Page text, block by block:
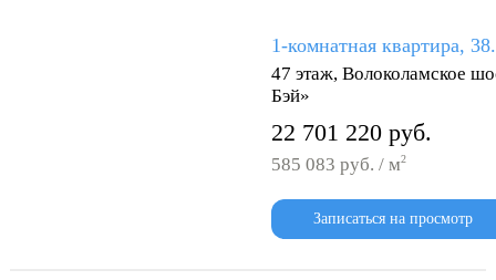
1-комнатная квартира,
47 этаж, Волоколамское
Бэй»
22 701 220 руб.
585 083 руб. / м2
Записаться на просмотр